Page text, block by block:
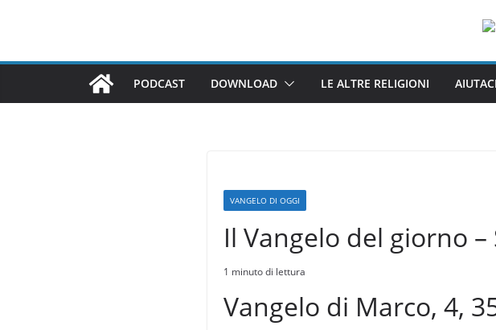
PODCAST DOWNLOAD LE ALTRE RELIGIONI AIUTACI
VANGELO DI OGGI
Il Vangelo del giorno
1 minuto di lettura
Vangelo di Marco, 4,